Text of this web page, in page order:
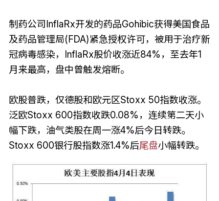
制药公司InflaRx开发的药品Gohibic获得美国食品
及药品管理局(FDA)紧急授权许可，被用于治疗新
冠病毒感染，InflaRx股价收涨近84%，至去年1
月来最高，盘中曾触发熔断。
欧股普跌，仅德股和欧元区Stoxx 50指数收涨。
泛欧Stoxx 600指数收跌0.08%，连续第二天小
幅下跌，油气类股在周一涨4%后今日转跌。
Stoxx 600银行股指数涨1.4%后尾盘小幅转跌。